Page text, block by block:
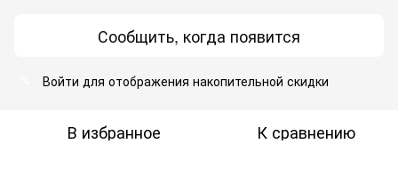
Сообщить, когда появится
Войти для отображения накопительной скидки
В избранное К сравнению